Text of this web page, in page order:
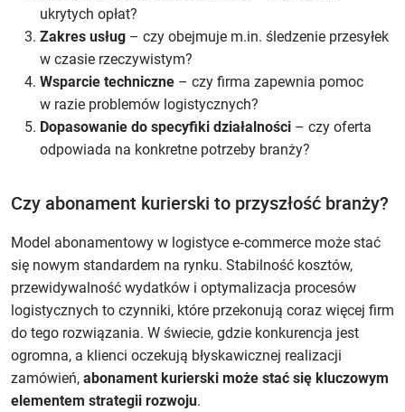
ukrytych opłat?
Zakres usług – czy obejmuje m.in. śledzenie przesyłek
w czasie rzeczywistym?
Wsparcie techniczne – czy firma zapewnia pomoc
w razie problemów logistycznych?
Dopasowanie do specyfiki działalności – czy oferta
odpowiada na konkretne potrzeby branży?
Czy abonament kurierski to przyszłość branży?
Model abonamentowy w logistyce e‑commerce może stać
się nowym standardem na rynku. Stabilność kosztów,
przewidywalność wydatków i optymalizacja procesów
logistycznych to czynniki, które przekonują coraz więcej firm
do tego rozwiązania. W świecie, gdzie konkurencja jest
ogromna, a klienci oczekują błyskawicznej realizacji
zamówień, abonament kurierski może stać się kluczowym
elementem strategii rozwoju.